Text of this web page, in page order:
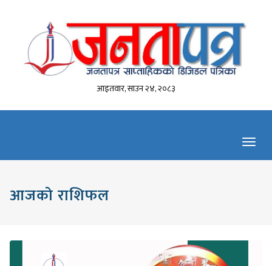
आइतवार, साउन २४, २०८३
आजको राशिफल